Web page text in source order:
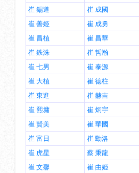
崔 錫道
崔 成國
崔 善姫
崔 成勇
崔 昌植
崔 昌華
崔 鉄洙
崔 哲瀚
崔 七男
崔 泰源
崔 大植
崔 徳柱
崔 東進
崔 赫吉
崔 熙墉
崔 炯宇
崔 賢美
崔 華國
崔 富日
崔 勳洛
崔 虎星
蔡 秉龍
崔 文馨
崔 由姫